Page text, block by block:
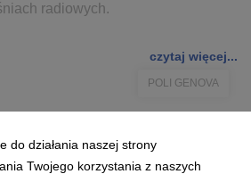
radiowych.
czytaj więcej...
POLI GENOVA
do działania naszej strony
Twojego korzystania z naszych